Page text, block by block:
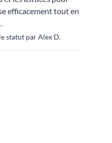
efficacement tout en
statut par Alex D.